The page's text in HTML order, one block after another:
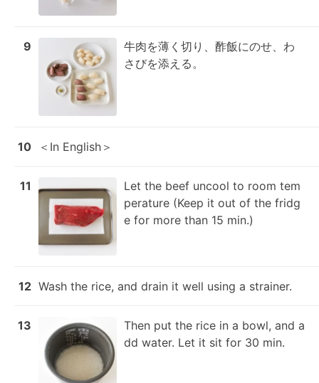
9
牛肉を薄く切り、酢飯にのせ、わ
さびを添える。
10 ＜In English＞
11
Let the beef uncool to room tem
perature (Keep it out of the fridg
e for more than 15 min.)
12 Wash the rice, and drain it well using a strainer.
13
Then put the rice in a bowl, and a
dd water. Let it sit for 30 min.